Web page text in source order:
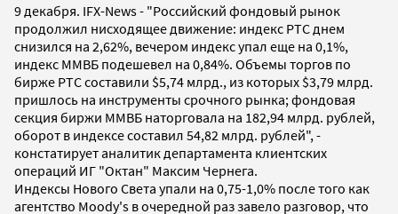
9 декабря. IFX-News - "Российский фондовый рынок
продолжил нисходящее движение: индекс РТС днем
снизился на 2,62%, вечером индекс упал еще на 0,1%,
индекс ММВБ подешевел на 0,84%. Объемы торгов по
бирже РТС составили $5,74 млрд., из которых $3,79 млрд.
пришлось на инструменты срочного рынка; фондовая
секция биржи ММВБ наторговала на 182,94 млрд. рублей,
оборот в индексе составил 54,82 млрд. рублей", -
констатирует аналитик департамента клиентских
операций ИГ "Октан" Максим Чернега.
Индексы Нового Света упали на 0,75-1,0% после того как
агентство Moody's в очередной раз завело разговор, что